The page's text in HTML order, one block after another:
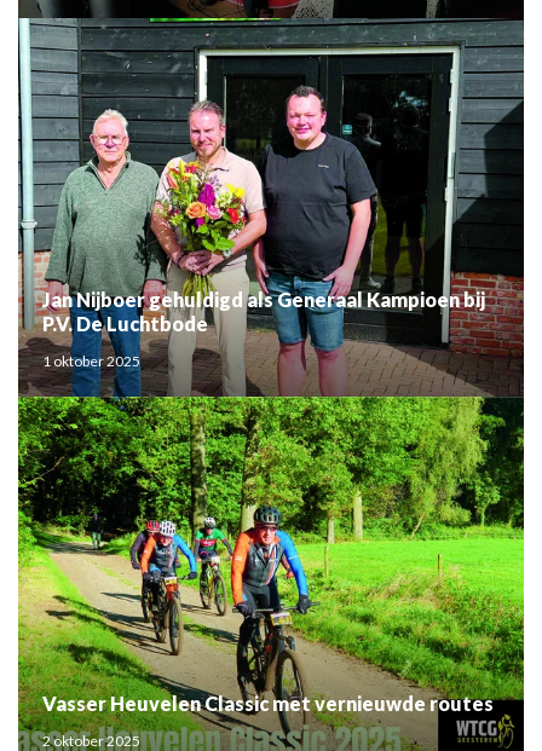
Jan Nijboer gehuldigd als Generaal Kampioen bij
P.V. De Luchtbode
1 oktober 2025
Vasser Heuvelen Classic met vernieuwde routes
2 oktober 2025